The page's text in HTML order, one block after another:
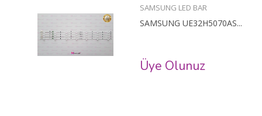
SAMSUNG LED BAR
SAMSUNG UE32H5070AS...
Üye Olunuz